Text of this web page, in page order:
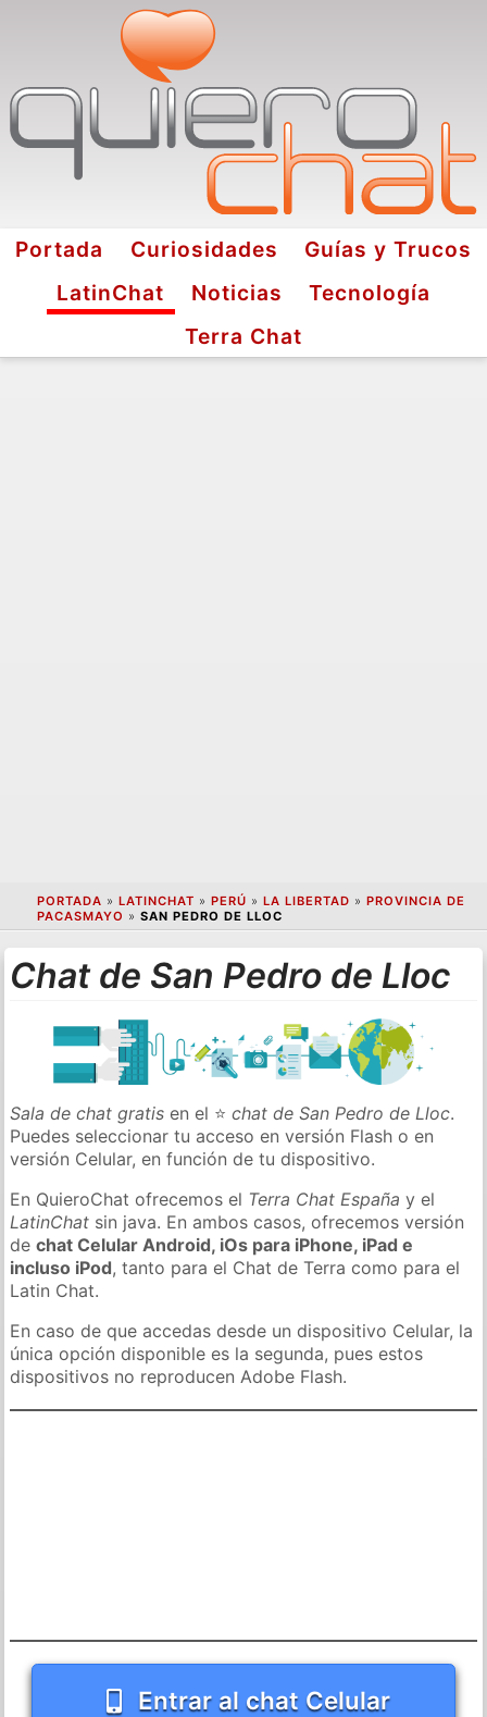
Portada Curiosidades
Guías y Trucos
LatinChat
Noticias
Tecnología
Terra Chat
PORTADA » LATINCHAT » PERÚ » LA LIBERTAD » PROVINCIA DE
PACASMAYO » SAN PEDRO DE LLOC
Chat de San Pedro de Lloc
Sala de chat gratis en el ⭐chat de San Pedro de Lloc.
Puedes seleccionar tu acceso en versión Flash o en
versión Celular, en función de tu dispositivo.
En QuieroChat ofrecemos el Terra Chat España y el
LatinChat sin java. En ambos casos, ofrecemos versión
dechat Celular Android, iOs para iPhone, iPad e
incluso iPod, tanto para el Chat de Terra como para el
Latin Chat.
En caso de que accedas desde un dispositivo Celular, la
única opción disponible es la segunda, pues estos
dispositivos no reproducen Adobe Flash.
Entrar al chat Celular